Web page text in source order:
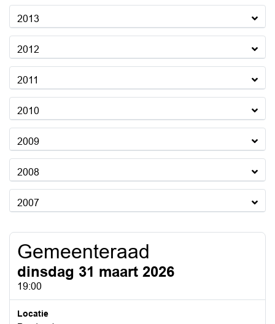
2013
2012
2011
2010
2009
2008
2007
Gemeenteraad
dinsdag 31 maart 2026
19:00
Locatie